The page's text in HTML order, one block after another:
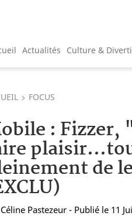
Actualités Culture &
FOCUS
: Fizzer,
de
Céline Pastezeur - Publié le 11